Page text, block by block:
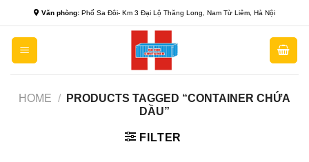
content
Văn phòng: Phố Sa Đôi- Km 3 Đại Lộ Thăng Long, Nam Từ Liêm, Hà Nội
HOME /
PRODUCTS TAGGED “CONTAINER CHỨA
DẦU”
FILTER